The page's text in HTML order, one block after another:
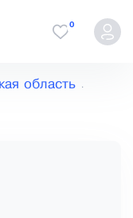
0
область